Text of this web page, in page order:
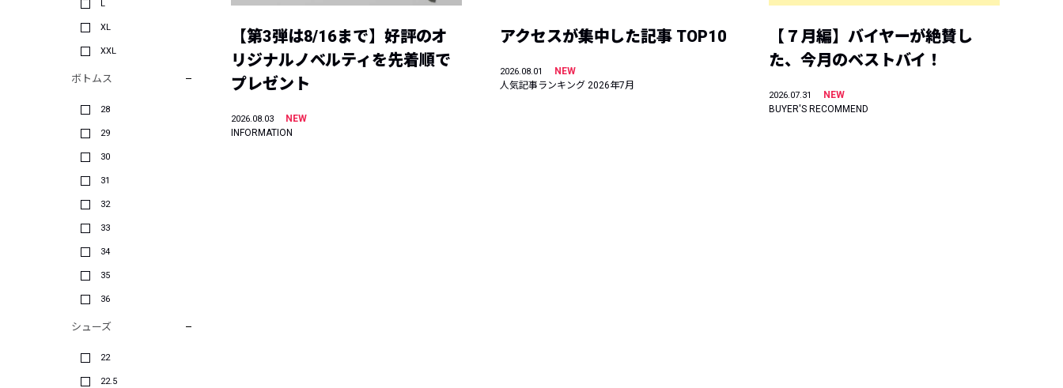
L
XL
XXL
ボトムス
28
29
30
31
32
33
34
35
36
シューズ
22
22.5
【第3弾は8/16まで】好評のオ
リジナルノベルティを先着順で
プレゼント
2026.08.03
NEW
INFORMATION
アクセスが集中した記事 TOP10
2026.08.01
NEW
人気記事ランキング 2026年7月
【７月編】バイヤーが絶賛し
た、今月のベストバイ！
2026.07.31
NEW
BUYER'S RECOMMEND